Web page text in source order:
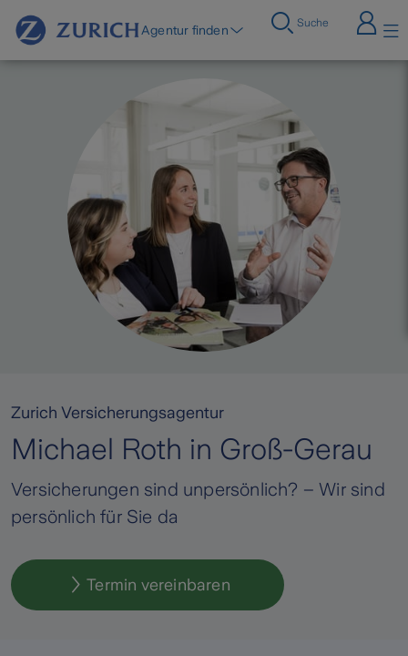
Agentur finden Suche
Zurich Versicherungsagentur
Michael Roth in Groß-Gerau
Versicherungen sind unpersönlich? – Wir sind
persönlich für Sie da
Termin vereinbaren